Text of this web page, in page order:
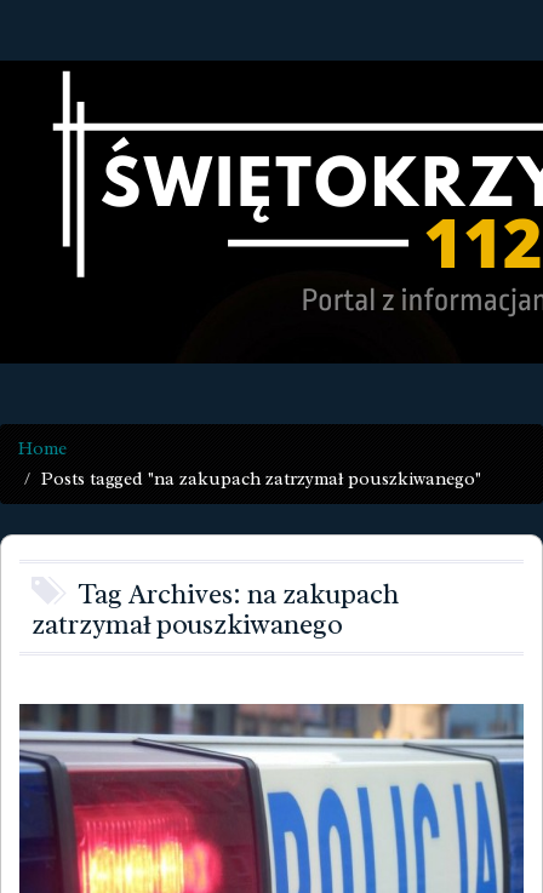
Home
Posts tagged "na zakupach zatrzymał pouszkiwanego"
Tag Archives: na zakupach
zatrzymał pouszkiwanego